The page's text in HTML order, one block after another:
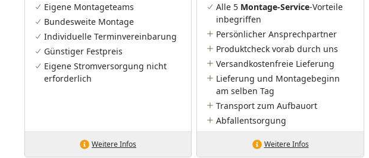
Eigene Montageteams
Bundesweite Montage
Individuelle Terminvereinbarung
Günstiger Festpreis
Eigene Stromversorgung nicht
erforderlich
Weitere Infos
Alle 5 Montage-Service-Vorteile
inbegriffen
Persönlicher Ansprechpartner
Produktcheck vorab durch uns
Versandkostenfreie Lieferung
Lieferung und Montagebeginn
am selben Tag
Transport zum Aufbauort
Abfallentsorgung
Weitere Infos